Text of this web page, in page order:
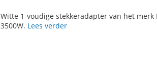
AAN
Witte 1-voudige stekkeradapter van het
3500W. Lees verder